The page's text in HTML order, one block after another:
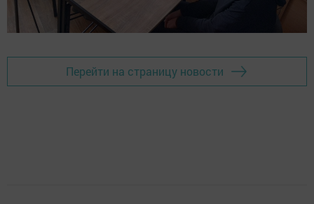
Перейти на страницу новости